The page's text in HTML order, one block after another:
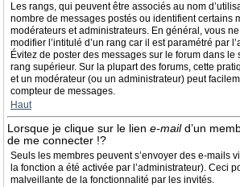
Les rangs, qui peuvent être associés au nom
nombre de messages postés ou identifient certains
modérateurs et administrateurs. En général, vous
modifier l’intitulé d’un rang car il est paramétré par
Évitez de poster des messages sur le forum dans le
rang supérieur. Sur la plupart des forums, cette
et un modérateur (ou un administrateur) peut
compteur de messages.
Haut
Lorsque je clique sur le lien e-maild’un
de me connecter !?
Seuls les membres peuvent s’envoyer des e-mails
la fonction a été activée par l’administrateur). Ceci
malveillante de la fonctionnalité par les invités.